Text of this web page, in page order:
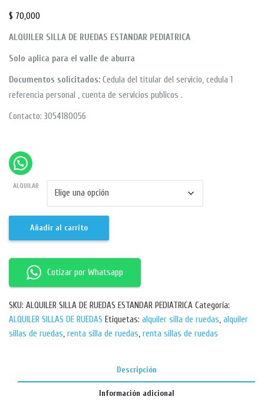
$ 70,000
ALQUILER SILLA DE RUEDAS ESTANDAR PEDIATRICA
Solo aplica para el valle de aburra
Documentos solicitados: Cedula del titular del servicio, cedula 1
referencia personal , cuenta de servicios publicos .
Contacto: 3054180056
ALQUILAR
Añadir al carrito
Cotizar por Whatsapp
SKU: ALQUILER SILLA DE RUEDAS ESTANDAR PEDIATRICA Categoría:
ALQUILER SILLAS DE RUEDAS Etiquetas: alquiler silla de ruedas, alquiler
sillas de ruedas, renta silla de ruedas, renta sillas de ruedas
Descripción
Información adicional